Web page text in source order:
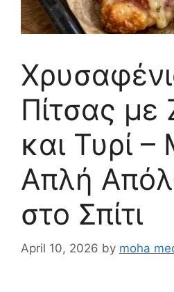
Πίτσας με
και Τυρί –
Απλή
στο Σπίτι
April 10, 2026 by moha